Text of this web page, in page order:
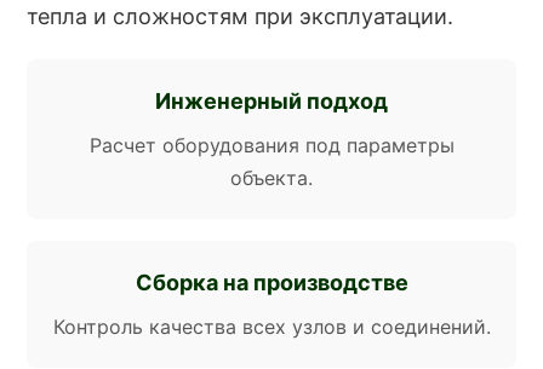
тепла и сложностям при эксплуатации.
Инженерный подход
Расчет оборудования под параметры
объекта.
Сборка на производстве
Контроль качества всех узлов и соединений.